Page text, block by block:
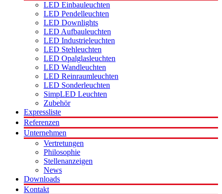
LED Einbauleuchten
LED Pendelleuchten
LED Downlights
LED Aufbauleuchten
LED Industrieleuchten
LED Stehleuchten
LED Opalglasleuchten
LED Wandleuchten
LED Reinraumleuchten
LED Sonderleuchten
SimpLED Leuchten
Zubehör
Expressliste
Referenzen
Unternehmen
Vertretungen
Philosophie
Stellenanzeigen
News
Downloads
Kontakt